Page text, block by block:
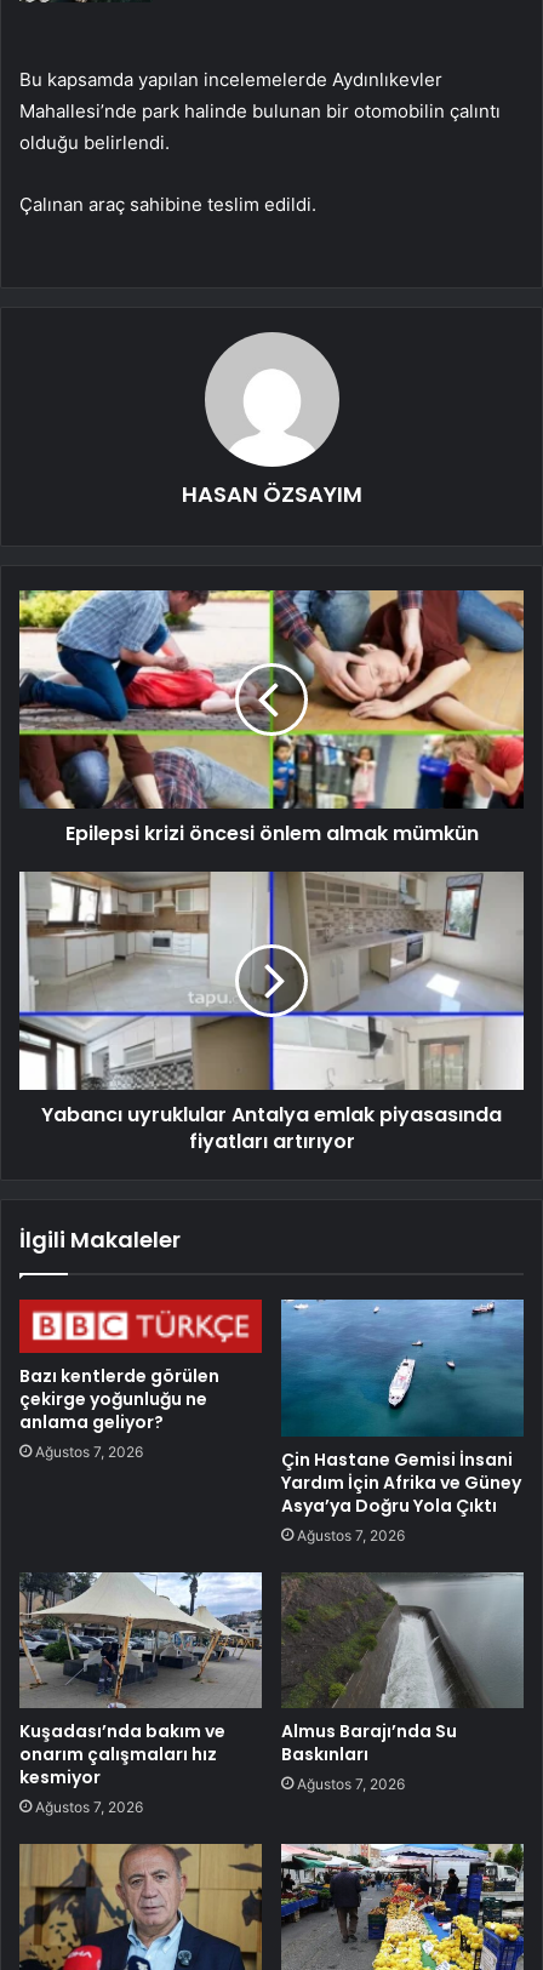
Bu kapsamda yapılan incelemelerde Aydınlıkevler
Mahallesi’nde park halinde bulunan bir otomobilin çalıntı
olduğu belirlendi.
Çalınan araç sahibine teslim edildi.
HASAN ÖZSAYIM
Epilepsi krizi öncesi önlem almak mümkün
Yabancı uyruklular Antalya emlak piyasasında
fiyatları artırıyor
İlgili Makaleler
Bazı kentlerde görülen
çekirge yoğunluğu ne
anlama geliyor?
Ağustos 7, 2026
Çin Hastane Gemisi İnsani
Yardım İçin Afrika ve Güney
Asya’ya Doğru Yola Çıktı
Ağustos 7, 2026
Kuşadası’nda bakım ve
onarım çalışmaları hız
kesmiyor
Ağustos 7, 2026
Almus Barajı’nda Su
Baskınları
Ağustos 7, 2026